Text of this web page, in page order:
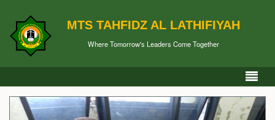
MTS TAHFIDZ AL LATHIFIYAH
Where Tomorrow's Leaders Come Together